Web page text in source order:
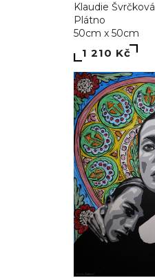
Klaudie Švrčková
Plátno
50cm x 50cm
1 210 Kč